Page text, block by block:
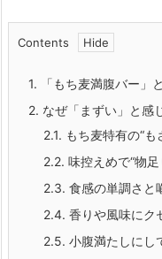
Contents
1. 「もち麦満腹バー」
2. なぜ「まずい」と感
2.1. もち麦特有の“
2.2. 味控えめで“物
2.3. 食感の単調さと
2.4. 香りや風味にク
2.5. 小腹満たしにし